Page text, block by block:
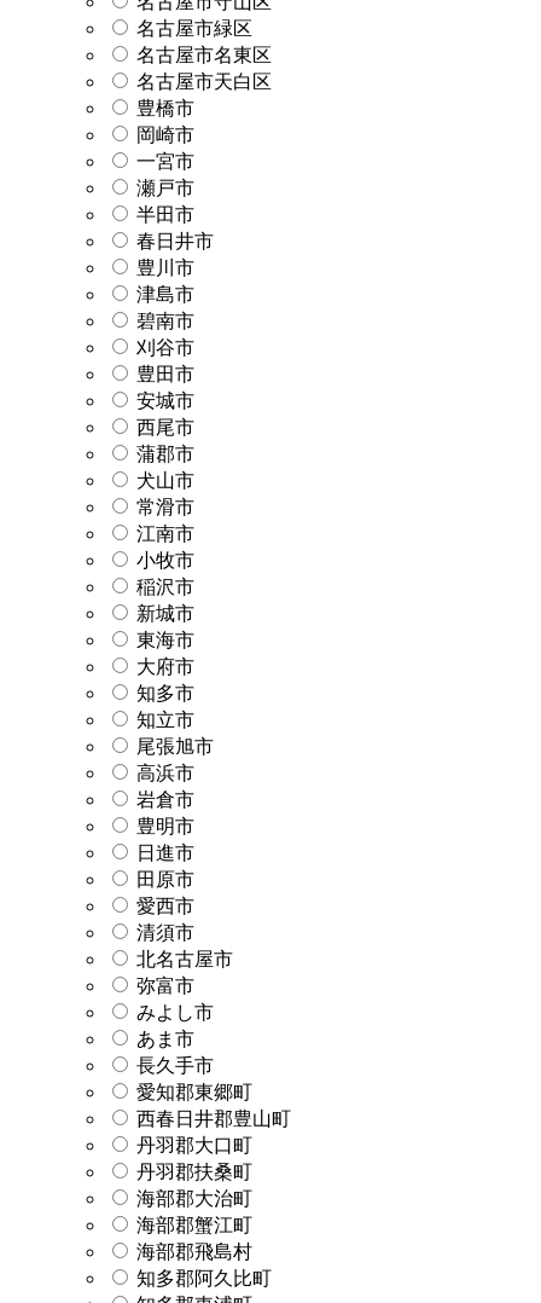
名古屋市緑区
名古屋市名東区
名古屋市天白区
豊橋市
岡崎市
一宮市
瀬戸市
半田市
春日井市
豊川市
津島市
碧南市
刈谷市
豊田市
安城市
西尾市
蒲郡市
犬山市
常滑市
江南市
小牧市
稲沢市
新城市
東海市
大府市
知多市
知立市
尾張旭市
高浜市
岩倉市
豊明市
日進市
田原市
愛西市
清須市
北名古屋市
弥富市
みよし市
あま市
長久手市
愛知郡東郷町
西春日井郡豊山町
丹羽郡大口町
丹羽郡扶桑町
海部郡大治町
海部郡蟹江町
海部郡飛島村
知多郡阿久比町